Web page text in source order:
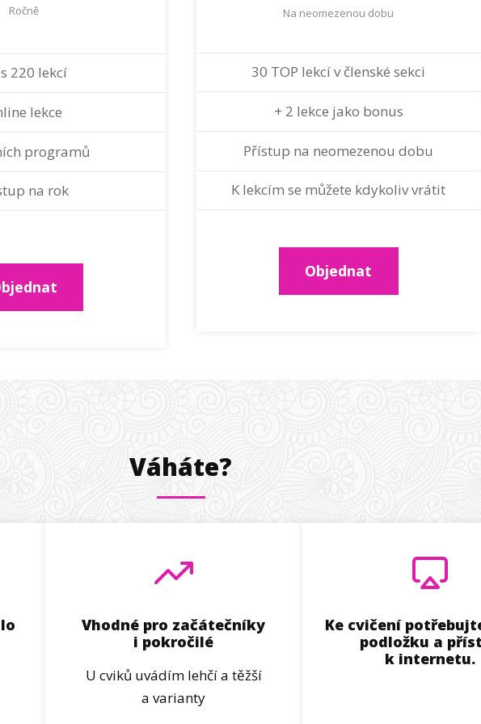
Ročně
220 lekcí
lekce
programů
na rok
Na neomezenou dobu
30 TOP lekcí v členské sekci
+ 2 lekce jako bonus
Přístup na neomezenou dobu
K lekcím se můžete kdykoliv vrátit
Objednat
Váháte?
Vhodné pro začátečníky
i pokročilé
U cviků uvádím lehčí a těžší
a varianty
Ke cvičení
podložku a
k internetu.